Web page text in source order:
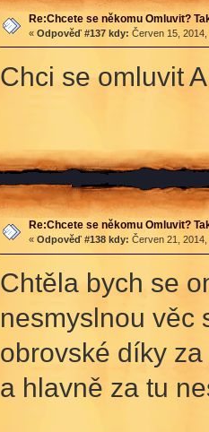
Re:Chcete se někomu Omluvit?
« Odpověď #137 kdy: Červen 15,
Chci se omluvit
Re:Chcete se někomu Omluvit?
« Odpověď #138 kdy: Červen 21,
Chtěla bych se
nesmyslnou věc
obrovské díky
a hlavně za tu